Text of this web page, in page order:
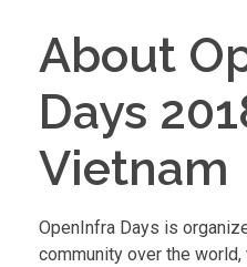
About
Days
Vietnam
OpenInfra Days is
community over the